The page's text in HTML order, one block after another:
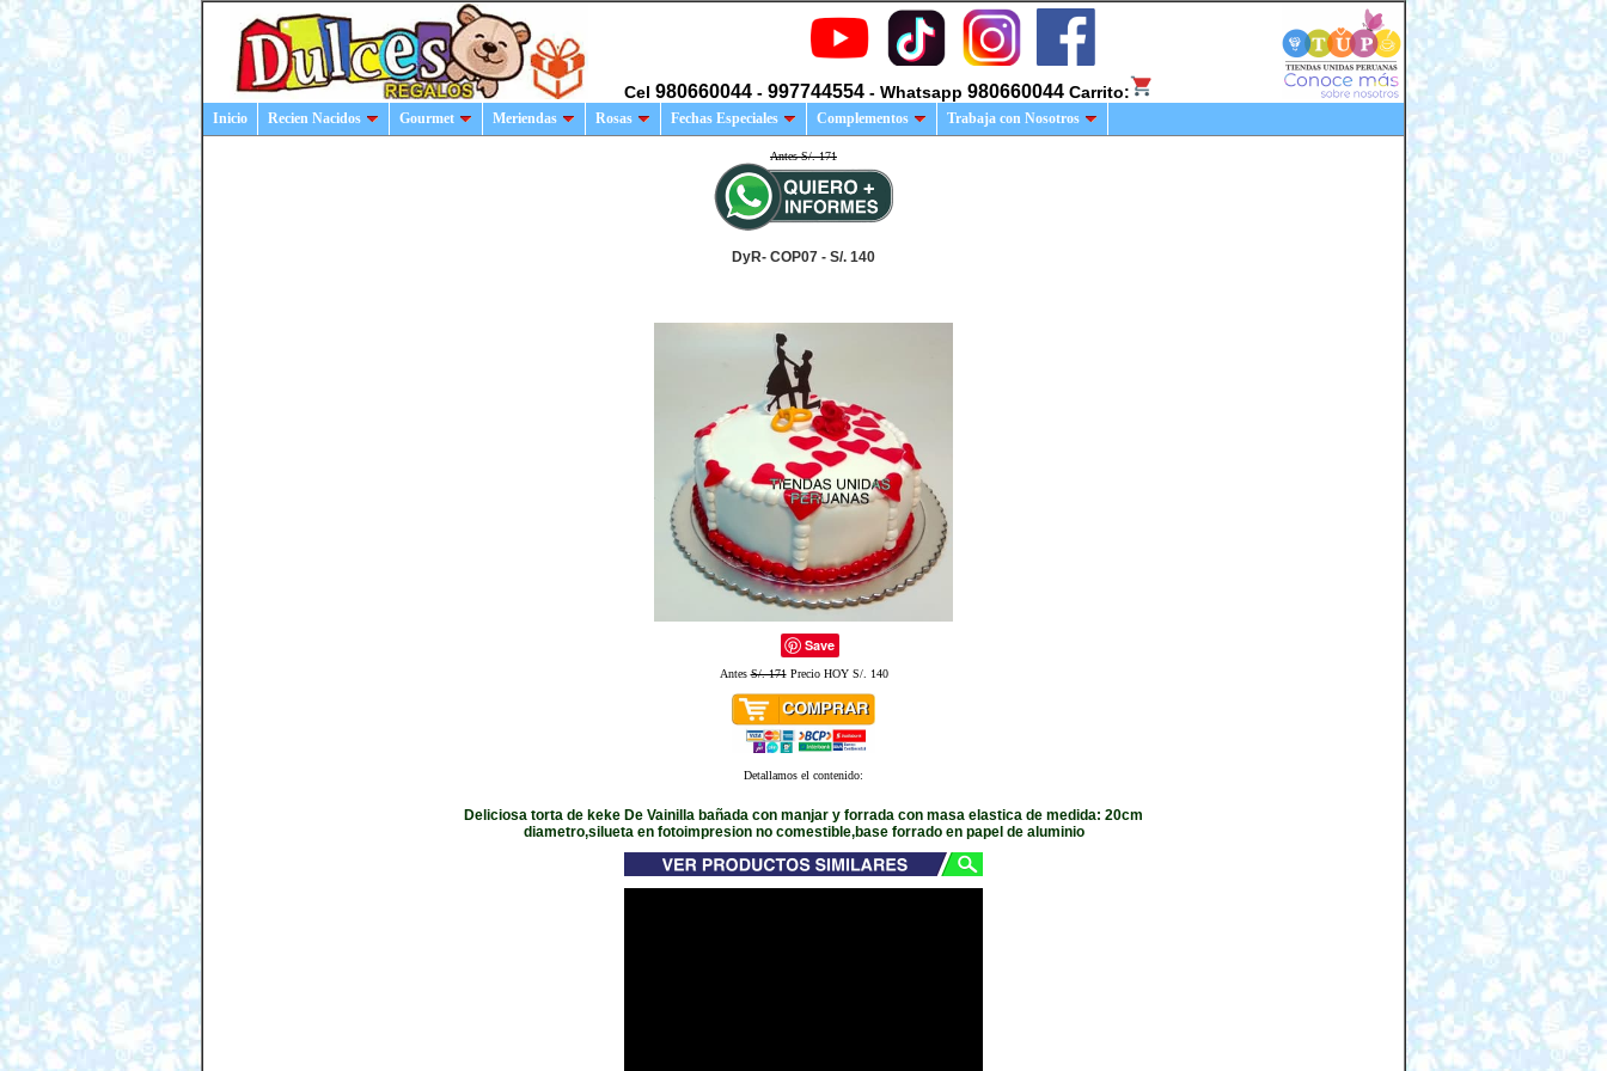
Cel 980660044 - 997744554 - Whatsapp 980660044 Carrito:
Inicio Recien Nacidos Gourmet Meriendas Rosas Fechas Especiales Complementos Trabaja con Nosotros
Antes S/. 171
DyR- COP07 - S/. 140
Save
AntesS/. 171Precio HOY S/. 140
Detallamos el contenido:
Deliciosa torta de keke De Vainilla bañada con manjar y forrada con masa elastica de medida: 20cm
diametro,silueta en fotoimpresion no comestible,base forrado en papel de aluminio